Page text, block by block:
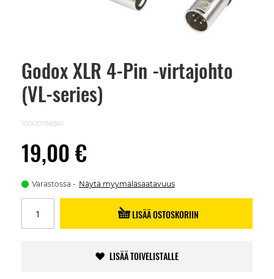
Godox XLR 4-Pin -virtajohto
(VL-series)
1000D198561
19,00 €
Varastossa Näytä myymäläsaatavuus
LISÄÄ OSTOSKORIIN
LISÄÄ TOIVELISTALLE
Skip
beginning
images